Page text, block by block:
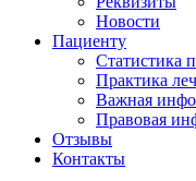
Новости
Пациенту
Статистика
Практика
Важная
Правовая
Отзывы
Контакты